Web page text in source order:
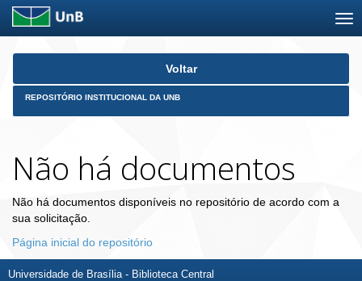
Skip
Voltar
REPOSITÓRIO INSTITUCIONAL DA UNB
Não há documentos
Não há documentos disponíveis no repositório de acordo com a
sua solicitação.
Página inicial do repositório
Universidade de Brasília - Biblioteca Central